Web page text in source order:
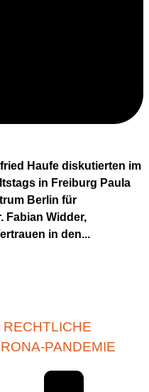
Haufe diskutierten im
in Freiburg Paula
Berlin für
Fabian Widder,
in den...
PANDEMIE